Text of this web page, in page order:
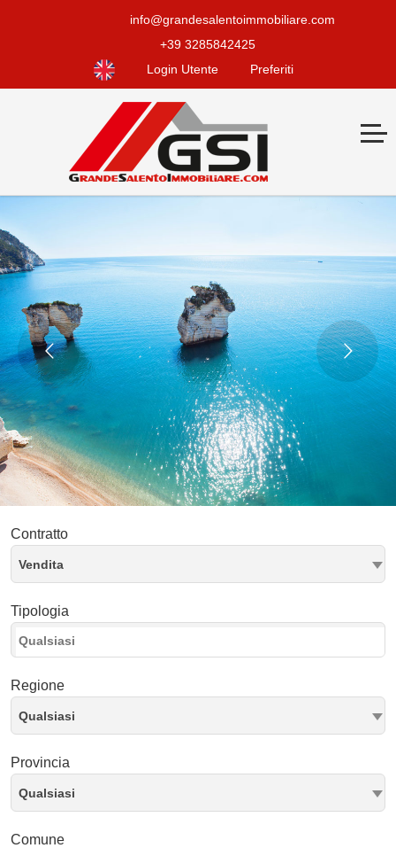
info@grandesalentoimmobiliare.com
+39 3285842425
Login Utente
Preferiti
Contratto
Vendita
Tipologia
Regione
Qualsiasi
Provincia
Qualsiasi
Comune